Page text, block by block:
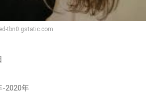
tbn0.gstatic.com
-2020年